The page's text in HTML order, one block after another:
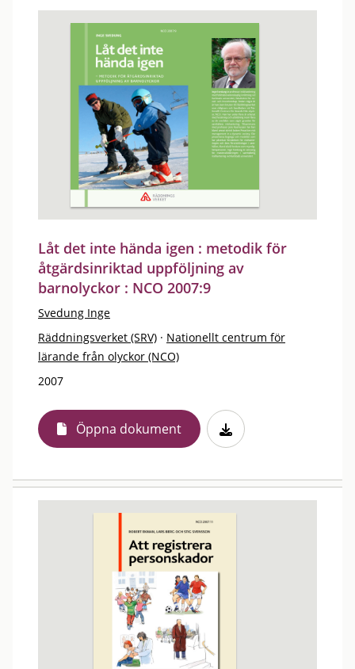
Låt det inte hända igen : metodik för
åtgärdsinriktad uppföljning av
barnolyckor : NCO 2007:9
Svedung Inge
Räddningsverket (SRV) · Nationellt centrum för
lärande från olyckor (NCO)
2007
Öppna dokument